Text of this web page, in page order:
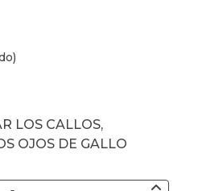
LOS CALLOS,
OJOS DE GALLO